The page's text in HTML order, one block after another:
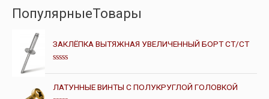
ПопулярныеТовары
ЗАКЛЁПКА ВЫТЯЖНАЯ УВЕЛИЧЕННЫЙ БОРТ СТ/СТ
ц
е
н
ЛАТУННЫЕ ВИНТЫ С ПОЛУКРУГЛОЙ ГОЛОВКОЙ